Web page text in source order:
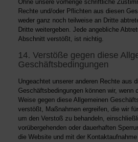
Ohne unsere vorherige schriftliche
Rechte und/oder Pflichten aus diesen
weder ganz noch teilweise an Dritte
Dritte weitergeben. Jede angebliche
Abschnitt verstößt, ist nichtig.
14. Verstöße gegen diese
Geschäftsbedingungen
Ungeachtet unserer anderen Rechte aus
Geschäftsbedingungen können wir, wenn
Weise gegen diese Allgemeinen
verstößt, Maßnahmen ergreifen, die wir
um den Verstoß zu behandeln,
vorübergehenden oder dauerhaften
die Website und mit der